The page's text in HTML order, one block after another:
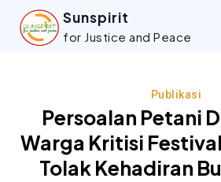
Sunspirit
for Justice and Peace
Publikasi
Persoalan Petani
Warga Kritisi
Tolak Kehadiran